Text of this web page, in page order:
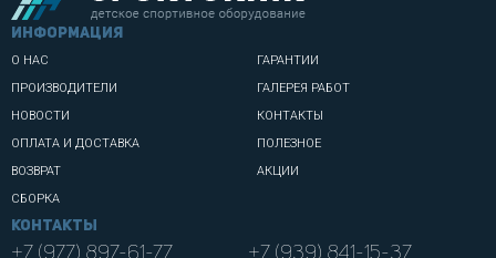
информация
О НАС
ПРОИЗВОДИТЕЛИ
НОВОСТИ
ОПЛАТА И ДОСТАВКА
ВОЗВРАТ
СБОРКА
ГАРАНТИИ
ГАЛЕРЕЯ РАБОТ
КОНТАКТЫ
ПОЛЕЗНОЕ
АКЦИИ
Контакты
+7 (977) 897-61-77 +7 (939) 841-15-37